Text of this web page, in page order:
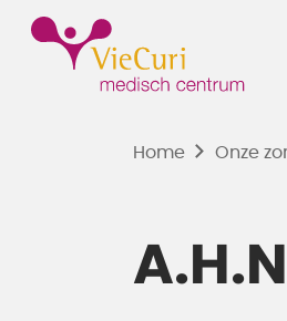
Home Onze